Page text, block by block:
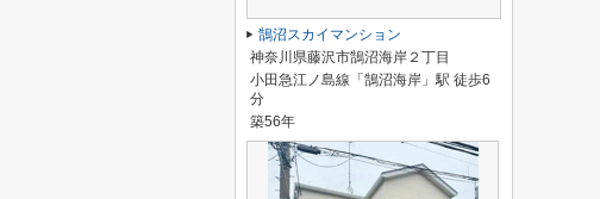
鵠沼スカイマンション
神奈川県藤沢市鵠沼海岸２丁目
小田急江ノ島線「鵠沼海岸」駅 徒歩6
分
築56年